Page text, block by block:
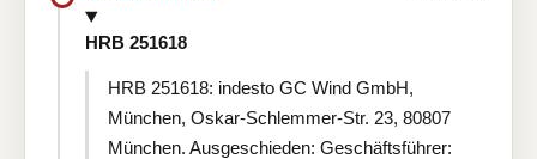
HRB 251618
HRB 251618: indesto GC Wind GmbH,
München, Oskar-Schlemmer-Str. 23, 80807
München. Ausgeschieden: Geschäftsführer: